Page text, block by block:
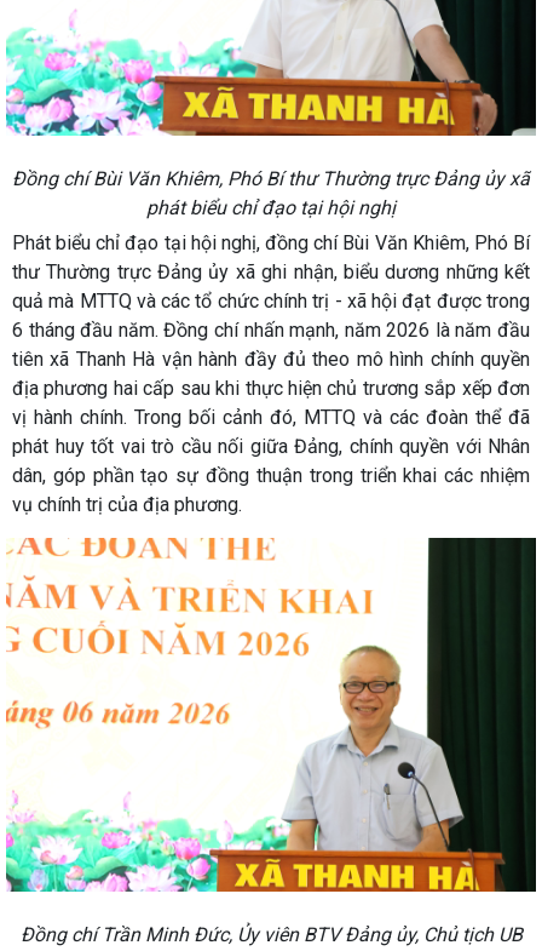
Đồng chí Bùi Văn Khiêm, Phó Bí thư Thường trực Đảng ủy xã
phát biểu chỉ đạo tại hội nghị
Phát biểu chỉ đạo tại hội nghị, đồng chí Bùi Văn Khiêm, Phó Bí
thư Thường trực Đảng ủy xã ghi nhận, biểu dương những kết
quả mà MTTQ và các tổ chức chính trị - xã hội đạt được trong
6 tháng đầu năm. Đồng chí nhấn mạnh, năm 2026 là năm đầu
tiên xã Thanh Hà vận hành đầy đủ theo mô hình chính quyền
địa phương hai cấp sau khi thực hiện chủ trương sắp xếp đơn
vị hành chính. Trong bối cảnh đó, MTTQ và các đoàn thể đã
phát huy tốt vai trò cầu nối giữa Đảng, chính quyền với Nhân
dân, góp phần tạo sự đồng thuận trong triển khai các nhiệm
vụ chính trị của địa phương.
Đồng chí Trần Minh Đức, Ủy viên BTV Đảng ủy, Chủ tịch UB